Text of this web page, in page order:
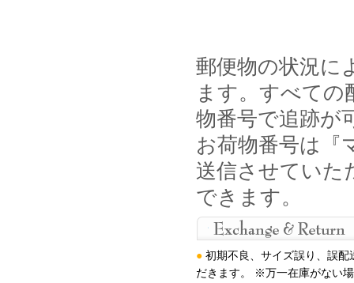
郵便物の状況に
ます。すべての
物番号で追跡が
お荷物番号は『
送信させていた
できます。
● 初期不良、サイズ誤り、誤
だきます。 ※万一在庫がない